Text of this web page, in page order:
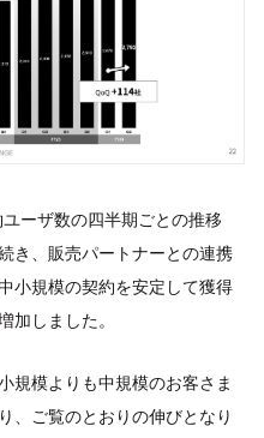
ーザ数の四半期ごとの推移
き、販売パートナーとの連携
小規模の契約を安定して獲得
加しました。
規模よりも中規模のお客さま
、ご覧のとおりの伸びとなり